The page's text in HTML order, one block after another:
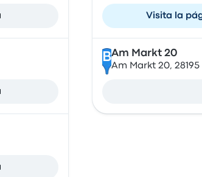
Visita la
BAm Markt 20
Am Markt 20,